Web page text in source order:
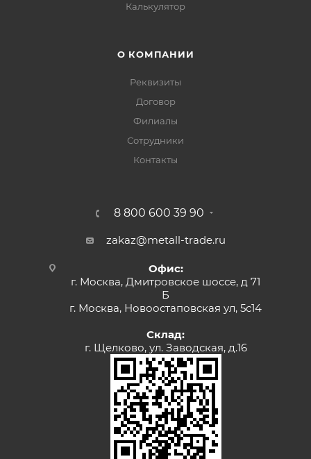
Калькулятор
О КОМПАНИИ
Реквизиты
Договор
Филиалы
Сотрудники
Контакты
8 800 600 39 90
zakaz@metall-trade.ru
Офис:
г. Москва, Дмитровское шоссе, д 71
Б
г. Москва, Новоостаповская ул, 5с14
Склад:
г. Щелково, ул. Заводская, д.16